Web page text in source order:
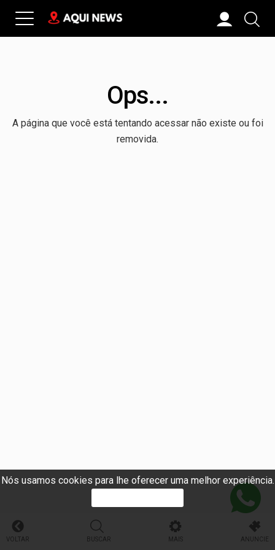
Nós usamos cookies para lhe oferecer uma melhor experiência.
Ops...
A página que você está tentando acessar não existe ou foi
removida.
VOLTAR BUSCAR MAIS ANUNCIE